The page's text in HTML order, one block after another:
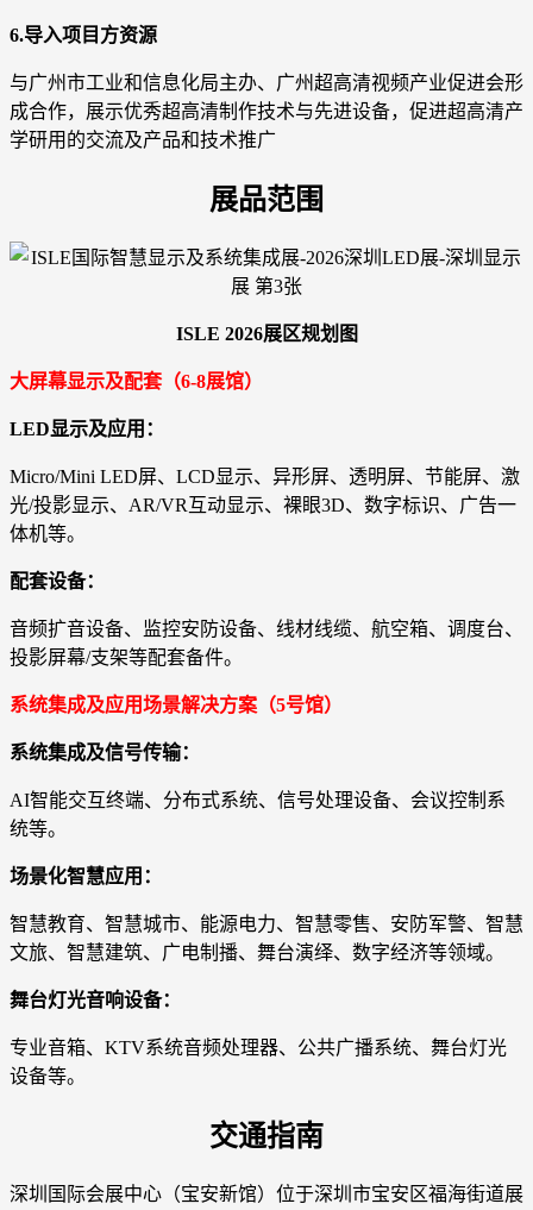
6.导入项目方资源
与广州市工业和信息化局主办、广州超高清视频产业促进会形
成合作，展示优秀超高清制作技术与先进设备，促进超高清产
学研用的交流及产品和技术推广
展品范围
ISLE 2026展区规划图
大屏幕显示及配套（6-8展馆）
LED显示及应用：
Micro/Mini LED屏、LCD显示、异形屏、透明屏、节能屏、激
光/投影显示、AR/VR互动显示、裸眼3D、数字标识、广告一
体机等。
配套设备：
音频扩音设备、监控安防设备、线材线缆、航空箱、调度台、
投影屏幕/支架等配套备件。
系统集成及应用场景解决方案（5号馆）
系统集成及信号传输：
AI智能交互终端、分布式系统、信号处理设备、会议控制系
统等。
场景化智慧应用：
智慧教育、智慧城市、能源电力、智慧零售、安防军警、智慧
文旅、智慧建筑、广电制播、舞台演绎、数字经济等领域。
舞台灯光音响设备：
专业音箱、KTV系统音频处理器、公共广播系统、舞台灯光
设备等。
交通指南
深圳国际会展中心（宝安新馆）位于深圳市宝安区福海街道展